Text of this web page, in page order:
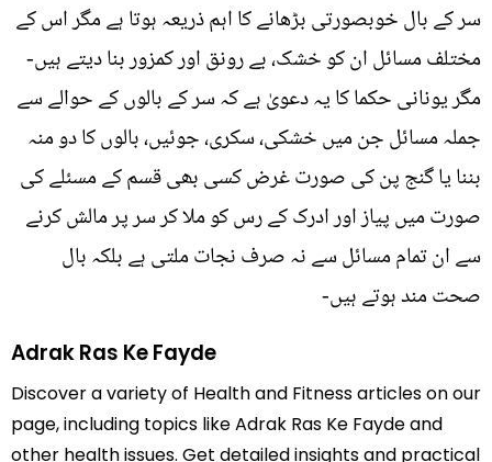
سر کے بال خوبصورتی بڑھانے کا اہم ذریعہ ہوتا ہے مگر اس کے
مختلف مسائل ان کو خشک، بے رونق اور کمزور بنا دیتے ہیں-
مگر یونانی حکما کا یہ دعویٰ ہے کہ سر کے بالوں کے حوالے سے
جملہ مسائل جن میں خشکی، سکری، جوئيں، بالوں کا دو منہ
بننا یا گنج پن کی صورت غرض کسی بھی قسم کے مسئلے کی
صورت میں پیاز اور ادرک کے رس کو ملا کر سر پر مالش کرنے
سے ان تمام مسائل سے نہ صرف نجات ملتی ہے بلکہ بال
صحت مند ہوتے ہیں-
Adrak Ras Ke Fayde
Discover a variety of Health and Fitness articles on our
page, including topics like Adrak Ras Ke Fayde and
other health issues. Get detailed insights and practical